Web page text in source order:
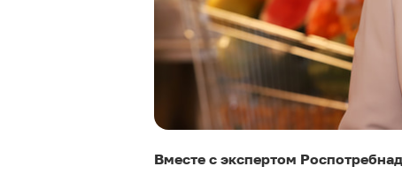
Вместе с экспертом